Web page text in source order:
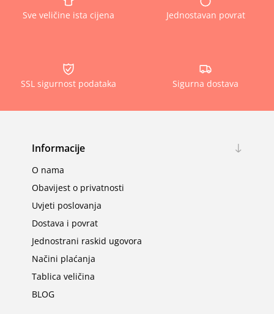
Sve veličine ista cijena Jednostavan povrat
SSL sigurnost podataka Sigurna dostava
Informacije
O nama
Obavijest o privatnosti
Uvjeti poslovanja
Dostava i povrat
Jednostrani raskid ugovora
Načini plaćanja
Tablica veličina
BLOG